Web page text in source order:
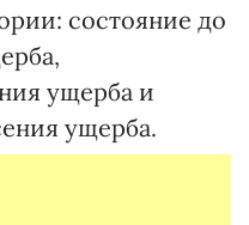
состояние до
ущерба и
ущерба.